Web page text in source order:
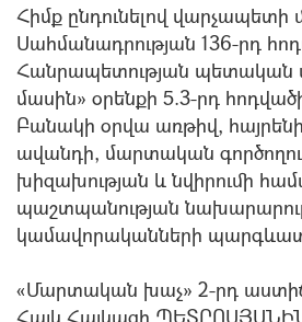
Հիմք ընդունելով վարչապետի
Սահմանադրության 136-րդ
Հանրապետության պետական
մասին» օրենքի 5.3-րդ
Բանակի օրվա առթիվ,
ավանդի, մարտական
խիզախության և նվիրումի
պաշտպանության
կամավորականների
«Մարտական խաչ» 2-րդ
Հայկ Հայկազի